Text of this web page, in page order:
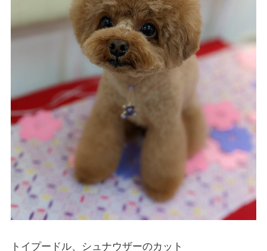
トイプードル、シュナウザーのカット